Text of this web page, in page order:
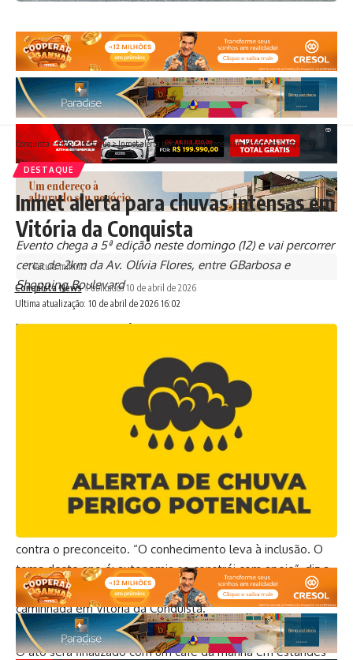
Evento chega a 5ª edição neste domingo (12) e vai percorrer
cerca de 2km da Av. Olívia Flores, entre GBarbosa e
Shopping Boulevard
Neste “Abril Azul”, mês mundial de conscientização sobre o
Aline Bispo intensifica o trabalho pela inclusão de pessoas
autistas em Vitória da Conquista. Neste domingo (12), às 9h,
mães e pais atípicos, além de profissionais dedicados à
causa, se reúnem na 5ª Caminhada de Conscientização
A concentração para a marcha será no supermercado
GBarbosa, na Avenida Olívia Flores. Todos juntos seguem
contra o preconceito. “O conhecimento leva à inclusão. O
tema deste ano é: autonomia se constrói com apoio”, diz a
psicóloga e neuropsicóloga Aline Bispo, organizadora da
caminhada em Vitória da Conquista.
O ato será finalizado com um café da manhã em estandes
Conquista >Blog>Destaque>Inmet alerta para chuvas intensas em Vitória da Conquista
DESTAQUE
Inmet alerta para chuvas intensas em
Vitória da Conquista
Ultima atualização: 10 de abril de 2026 16:02
Conquista News Publicados 10 de abril de 2026
1 leitura mínima